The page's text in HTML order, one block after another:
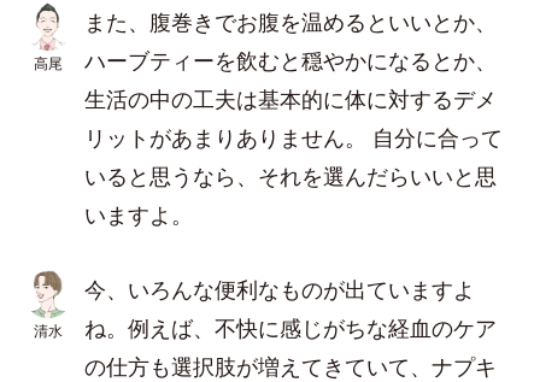
高尾
また、腹巻きでお腹を温めるといいとか、
ハーブティーを飲むと穏やかになるとか、
生活の中の工夫は基本的に体に対するデメ
リットがあまりありません。 自分に合って
いると思うなら、それを選んだらいいと思
いますよ。
清水
今、いろんな便利なものが出ていますよ
ね。例えば、不快に感じがちな経血のケア
の仕方も選択肢が増えてきていて、ナプキ